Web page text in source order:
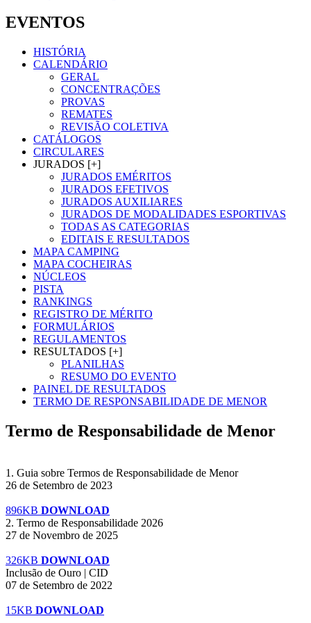
EVENTOS
HISTÓRIA
CALENDÁRIO
GERAL
CONCENTRAÇÕES
PROVAS
REMATES
REVISÃO COLETIVA
CATÁLOGOS
CIRCULARES
JURADOS [+]
JURADOS EMÉRITOS
JURADOS EFETIVOS
JURADOS AUXILIARES
JURADOS DE MODALIDADES ESPORTIVAS
TODAS AS CATEGORIAS
EDITAIS E RESULTADOS
MAPA CAMPING
MAPA COCHEIRAS
NÚCLEOS
PISTA
RANKINGS
REGISTRO DE MÉRITO
FORMULÁRIOS
REGULAMENTOS
RESULTADOS [+]
PLANILHAS
RESUMO DO EVENTO
PAINEL DE RESULTADOS
TERMO DE RESPONSABILIDADE DE MENOR
Termo de Responsabilidade de Menor
1. Guia sobre Termos de Responsabilidade de Menor
26 de Setembro de 2023
896KB DOWNLOAD
2. Termo de Responsabilidade 2026
27 de Novembro de 2025
326KB DOWNLOAD
Inclusão de Ouro | CID
07 de Setembro de 2022
15KB DOWNLOAD